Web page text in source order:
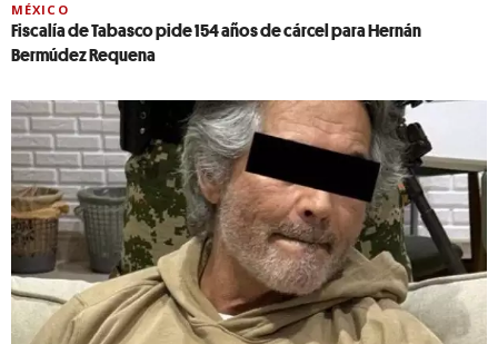
MÉXICO
Fiscalía de Tabasco pide 154 años de cárcel para Hernán
Bermúdez Requena